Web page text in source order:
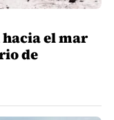
el mar
de